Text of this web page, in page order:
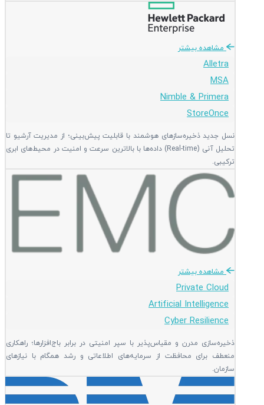
مشاهده بیشتر
Alletra
MSA
Nimble & Primera
StoreOnce
نسل جدید ذخیره‌سازهای هوشمند با قابلیت پیش‌بینی؛ از مدیریت آرشیو تا
تحلیل آنی (Real-time) داده‌ها با بالاترین سرعت و امنیت در محیط‌های ابری
ترکیبی.
مشاهده بیشتر
Private Cloud
Artificial Intelligence
Cyber Resilience
ذخیره‌سازی مدرن و مقیاس‌پذیر با سپر امنیتی در برابر باج‌افزارها؛ راهکاری
منعطف برای محافظت از سرمایه‌های اطلاعاتی و رشد همگام با نیازهای
سازمان.